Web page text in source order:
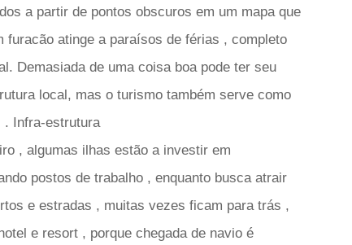
a partir de pontos obscuros em um mapa que
furacão atinge a paraísos de férias , completo
Demasiada de uma coisa boa pode ter seu
local, mas o turismo também serve como
. Infra-estrutura
, algumas ilhas estão a investir em
postos de trabalho , enquanto busca atrair
e estradas , muitas vezes ficam para trás ,
e resort , porque chegada de navio é